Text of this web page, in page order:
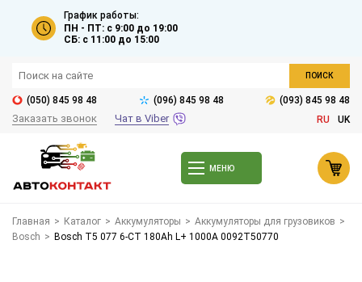
График работы:
ПН - ПТ: с 9:00 до 19:00
СБ: с 11:00 до 15:00
ПОИСК
(050) 845 98 48 (096) 845 98 48 (093) 845 98 48
Заказать звонок Чат в Viber RU UK
МЕНЮ
Главная > Каталог > Аккумуляторы > Аккумуляторы для грузовиков >
Bosch > Bosch T5 077 6-СТ 180Ah L+ 1000A 0092T50770